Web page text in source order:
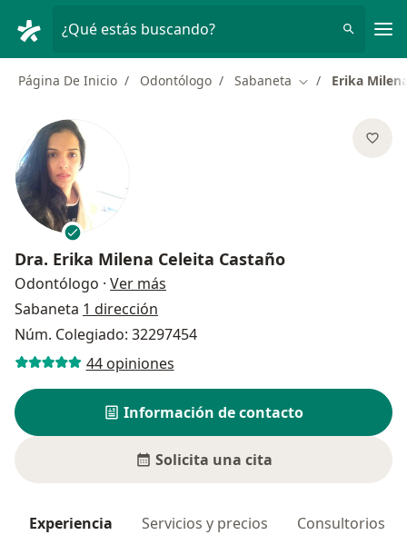
¿Qué estás buscando?
Página De Inicio Odontólogo Sabaneta Cambiar de
Erika
Dra. Erika Milena Celeita Castaño
Odontólogo · Ver más
Sabaneta 1 dirección
Núm. Colegiado: 32297454
44 opiniones
Información de contacto
Solicita una cita
Experiencia Servicios y precios Consultorios